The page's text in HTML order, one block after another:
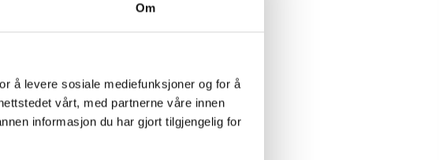
Om
å levere sosiale mediefunksjoner og for å
vårt, med partnerne våre innen
informasjon du har gjort tilgjengelig for
av